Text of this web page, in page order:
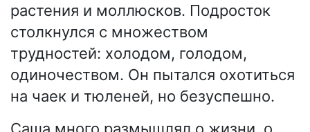
растения и моллюсков. Подросток
столкнулся с множеством
трудностей: холодом, голодом,
одиночеством. Он пытался охотиться
на чаек и тюленей, но безуспешно.
Саша много размышлял о жизни, о